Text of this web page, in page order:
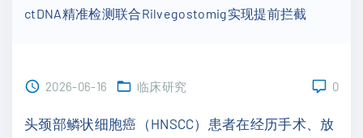
ctDNA精准检测联合Rilvegostomig实现提前拦截
2026-06-16 临床研究 0
头颈部鳞状细胞癌（HNSCC）患者在经历手术、放